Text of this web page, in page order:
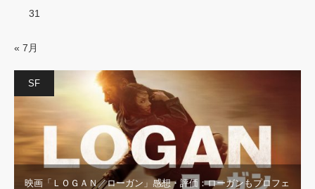
31
« 7月
SF
映画「ＬＯＧＡＮ／ローガン」感想・評価：ローガンもプロフェ